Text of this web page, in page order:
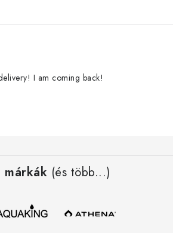
I am coming back!
márkák (és több...)